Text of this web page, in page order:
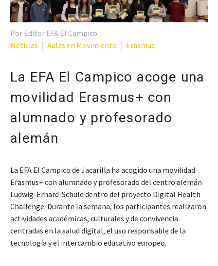
Por Editor EFA El Campico
Noticias
Aulas en Movimiento Erasmus
La EFA El Campico acoge una
movilidad Erasmus+ con
alumnado y profesorado
alemán
La EFA El Campico de Jacarilla ha acogido una movilidad
Erasmus+ con alumnado y profesorado del centro alemán
Ludwig-Erhard-Schule dentro del proyecto Digital Health
Challenge. Durante la semana, los participantes realizaron
actividades académicas, culturales y de convivencia
centradas en la salud digital, el uso responsable de la
tecnología y el intercambio educativo europeo.